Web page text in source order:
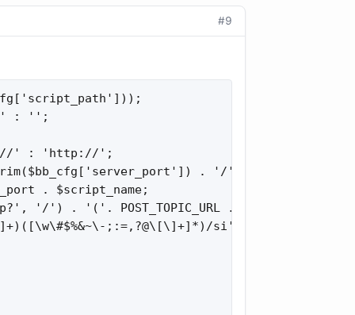
#9
: '';
' : 'http://';
. '/' : '/';
. $script_name;
'/') . '('. POST_TOPIC_URL . '|'.
;:=,?@\[\]+]*)/si', $message,